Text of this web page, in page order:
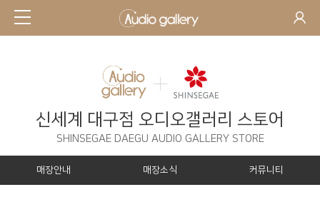
신세계 대구점 오디오갤러리 스토어
SHINSEGAE DAEGU AUDIO GALLERY STORE
매장안내 매장소식 커뮤니티